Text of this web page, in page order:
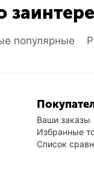
популярные
Ваши заказы
Избранные
Список